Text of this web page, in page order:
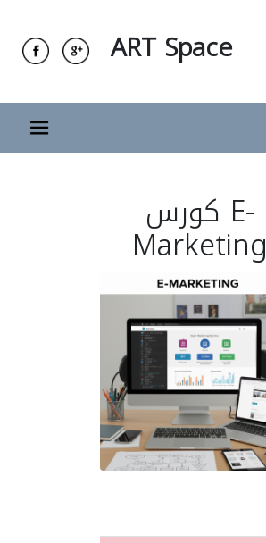
ART Space
كورس E-
Marketing